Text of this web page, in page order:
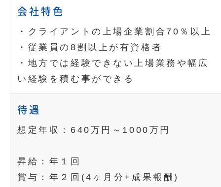
会社特色
・クライアントの上場企業割合70％以上
・従業員の8割以上が有資格者
・地方では経験できない上場業務や幅広
い経験を積む事ができる
待遇
想定年収：640万円～1000万円
昇給：年１回
賞与：年２回(4ヶ月分+成果報酬)